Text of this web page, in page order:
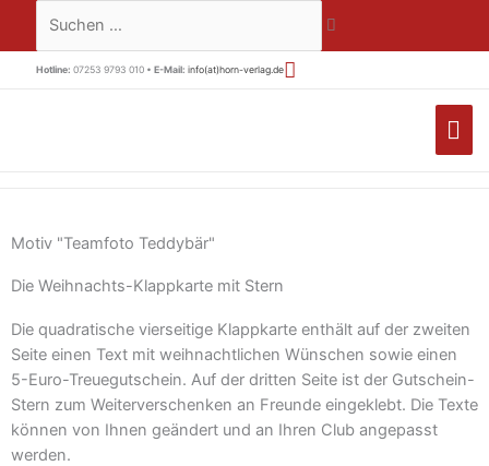
springen
Suchen …
Hotline: 07253 9793 010 • E-Mail: info(at)horn-verlag.de
Motiv "Teamfoto Teddybär"
Die Weihnachts-Klappkarte mit Stern
Die quadratische vierseitige Klappkarte enthält auf der zweiten
Seite einen Text mit weihnachtlichen Wünschen sowie einen
5-Euro-Treuegutschein. Auf der dritten Seite ist der Gutschein-
Stern zum Weiterverschenken an Freunde eingeklebt. Die Texte
können von Ihnen geändert und an Ihren Club angepasst
werden.